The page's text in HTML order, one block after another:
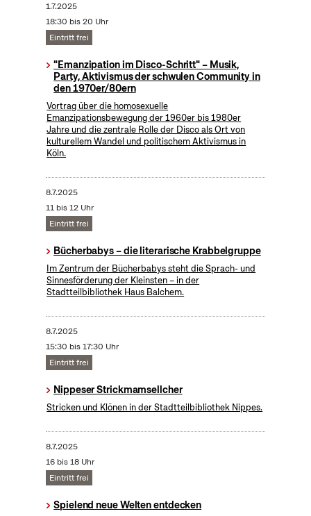
1.7.2025
18:30 bis 20 Uhr
Eintritt frei
"Emanzipation im Disco-Schritt" – Musik,
Party, Aktivismus der schwulen Community in
den 1970er/80ern
Vortrag über die homosexuelle
Emanzipationsbewegung der 1960er bis 1980er
Jahre und die zentrale Rolle der Disco als Ort von
kulturellem Wandel und politischem Aktivismus in
Köln.
8.7.2025
11 bis 12 Uhr
Eintritt frei
Bücherbabys – die literarische Krabbelgruppe
Im Zentrum der Bücherbabys steht die Sprach- und
Sinnesförderung der Kleinsten – in der
Stadtteilbibliothek Haus Balchem.
8.7.2025
15:30 bis 17:30 Uhr
Eintritt frei
Nippeser Strickmamsellcher
Stricken und Klönen in der Stadtteilbibliothek Nippes.
8.7.2025
16 bis 18 Uhr
Eintritt frei
Spielend neue Welten entdecken